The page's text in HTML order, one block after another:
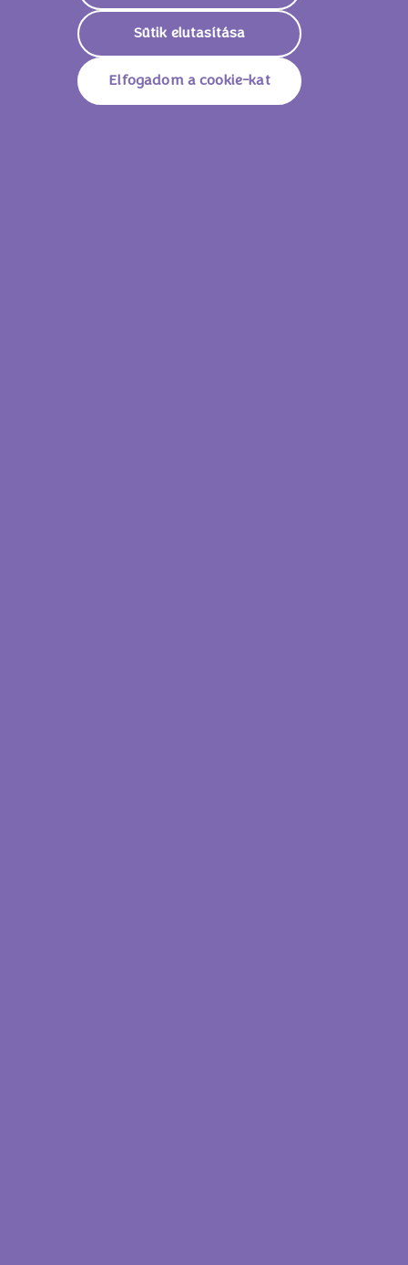
HASONLÓ TERMÉKEK
Sütik elutasítása
Elfogadom a cookie-kat